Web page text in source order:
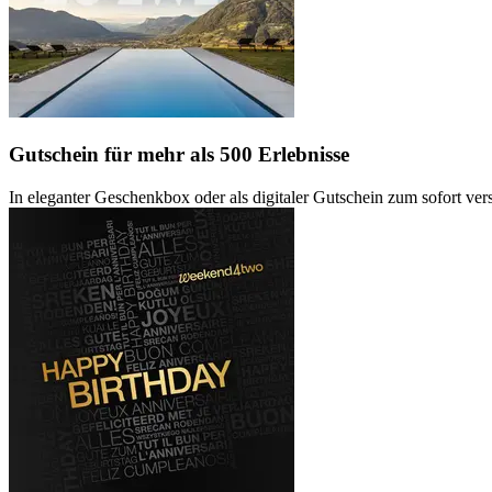
Gutschein für mehr als 500 Erlebnisse
In eleganter Geschenkbox oder als digitaler Gutschein zum sofort